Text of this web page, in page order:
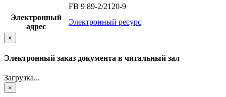
FB 9 89-2/2120-9
Электронный
адрес
Электронный ресурс
×
Электронный заказ документа в читальный зал
Загрузка...
×